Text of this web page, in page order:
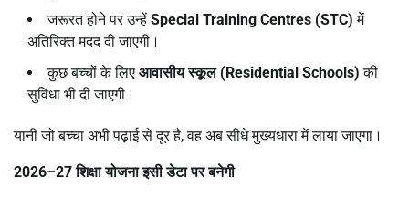
जरूरत होने पर उन्हें Special Training Centres (STC) में
अतिरिक्त मदद दी जाएगी।
कुछ बच्चों के लिए आवासीय स्कूल (Residential Schools) की
सुविधा भी दी जाएगी।
यानी जो बच्चा अभी पढ़ाई से दूर है, वह अब सीधे मुख्यधारा में लाया जाएगा।
2026–27शिक्षा योजना इसी डेटा पर बनेगी